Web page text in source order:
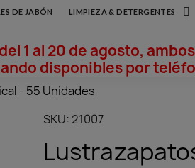
DE JABÓN LIMPIEZA & DETERGENTES
del 1 al 20 de agosto,
disponibles por
- 55 Unidades
SKU 21007